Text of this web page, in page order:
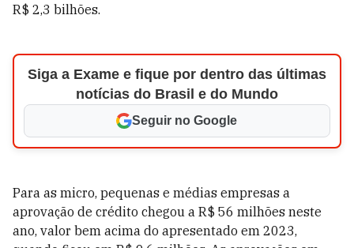
R$ 2,3 bilhões.
Siga a Exame e fique por dentro das últimas
notícias do Brasil e do Mundo
Seguir no Google
Para as micro, pequenas e médias empresas a
aprovação de crédito chegou a R$ 56 milhões neste
ano, valor bem acima do apresentado em 2023,